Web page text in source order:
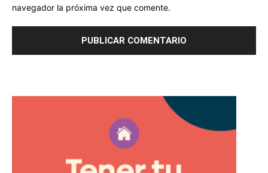
navegador la próxima vez que comente.